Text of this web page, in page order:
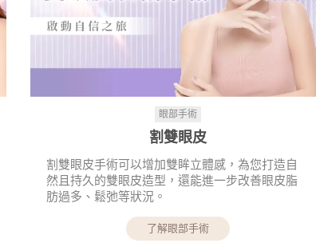
眼部手術
割雙眼皮
割雙眼皮手術可以增加雙眸立體感，為您打造自
然且持久的雙眼皮造型，還能進一步改善眼皮脂
肪過多、鬆弛等狀況。
了解眼部手術